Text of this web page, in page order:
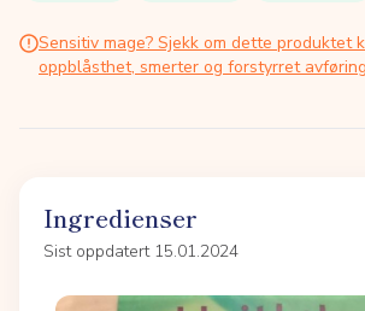
Sensitiv mage? Sjekk om dette produktet
oppblåsthet, smerter og forstyrret
Ingredienser
Sist oppdatert 15.01.2024